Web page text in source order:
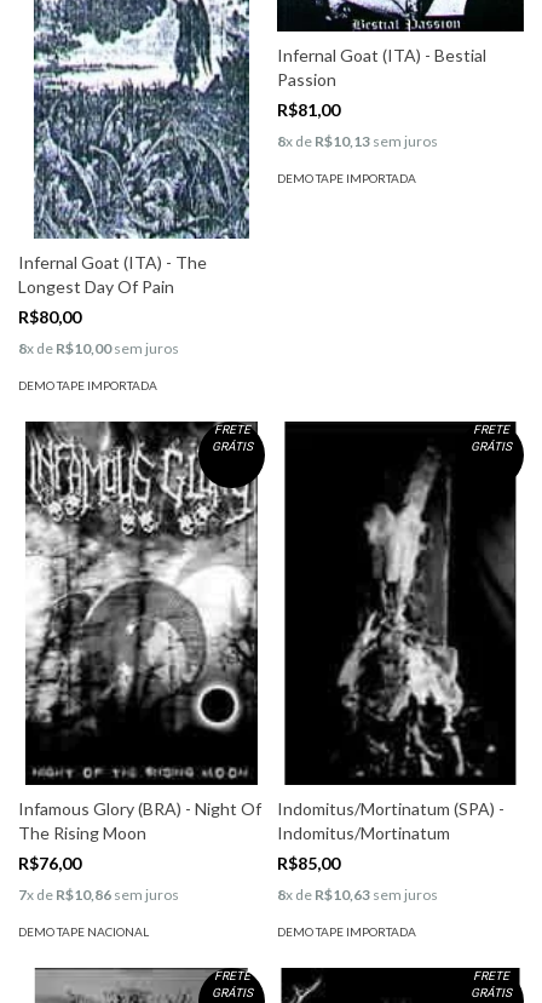
Infernal Goat (ITA) - The
Longest Day Of Pain
R$80,00
8x de R$10,00sem juros
DEMO TAPE IMPORTADA
Infernal Goat (ITA) - Bestial
Passion
R$81,00
8x de R$10,13 sem juros
DEMO TAPE IMPORTADA
FRETE
GRÁTIS
Infamous Glory (BRA) - Night Of
The Rising Moon
R$76,00
7x de R$10,86 sem juros
DEMO TAPE NACIONAL
FRETE
GRÁTIS
Indomitus/Mortinatum (SPA) -
Indomitus/Mortinatum
R$85,00
8x de R$10,63 sem juros
DEMO TAPE IMPORTADA
FRETE
GRÁTIS
FRETE
GRÁTIS